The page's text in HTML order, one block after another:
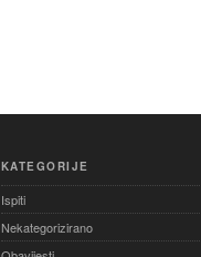
KATEGORIJE
Ispiti
Nekategorizirano